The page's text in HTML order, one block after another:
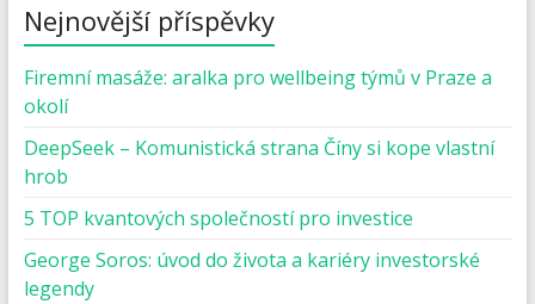
Nejnovější příspěvky
Firemní masáže: aralka pro wellbeing týmů v Praze a
okolí
DeepSeek – Komunistická strana Číny si kope vlastní
hrob
5 TOP kvantových společností pro investice
George Soros: úvod do života a kariéry investorské
legendy